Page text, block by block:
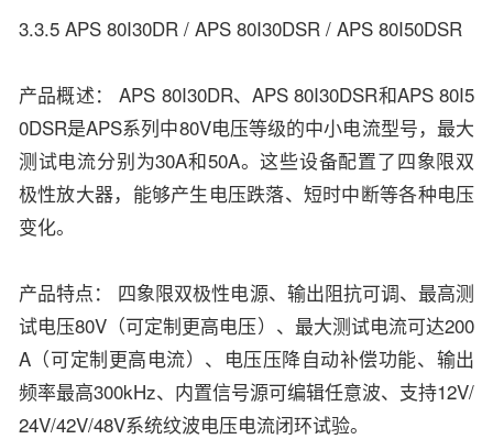
3.3.5 APS 80I30DR / APS 80I30DSR / APS 80I50DSR
产品概述： APS 80I30DR、APS 80I30DSR和APS 80I5
0DSR是APS系列中80V电压等级的中小电流型号，最大
测试电流分别为30A和50A。这些设备配置了四象限双
极性放大器，能够产生电压跌落、短时中断等各种电压
变化。
产品特点： 四象限双极性电源、输出阻抗可调、最高测
试电压80V（可定制更高电压）、最大测试电流可达200
A（可定制更高电流）、电压压降自动补偿功能、输出
频率最高300kHz、内置信号源可编辑任意波、支持12V/
24V/42V/48V系统纹波电压电流闭环试验。